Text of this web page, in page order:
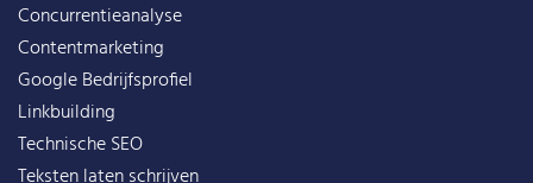
Concurrentieanalyse
Contentmarketing
Google Bedrijfsprofiel
Linkbuilding
Technische SEO